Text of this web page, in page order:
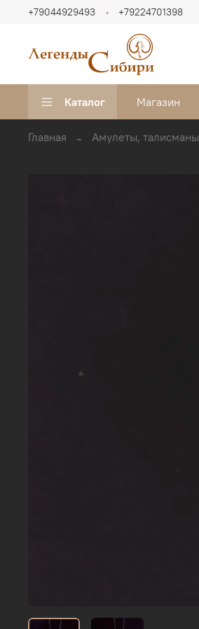
+79044929493 +79224701398
Каталог Магазин
Главная Амулеты, талисманы